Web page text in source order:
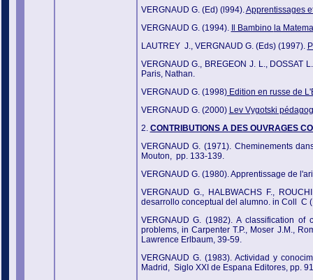
VERGNAUD G. (Ed) (l994).Apprentissages
VERGNAUD G. (1994).
Il Bambino la
LAUTREY J., VERGNAUD G. (Eds) (1997).
VERGNAUD G., BREGEON J. L., DOSSAT
Paris, Nathan.
VERGNAUD G. (1998)Edition en russe de
VERGNAUD G. (2000) Lev Vygotski
2. CONTRIBUTIONS A DES OUVRAGES
VERGNAUD G. (1971). Cheminements
Mouton, pp. 133-139.
VERGNAUD G. (1980). Apprentissage de
VERGNAUD G., HALBWACHS F.,
desarrollo conceptual del alumno. in Coll C
VERGNAUD G. (1982). A classification
problems, in Carpenter T.P., Moser J.M.,
Lawrence Erlbaum, 39-59.
VERGNAUD G. (1983). Actividad y
Madrid, Siglo XXI de Espana Editores, pp.